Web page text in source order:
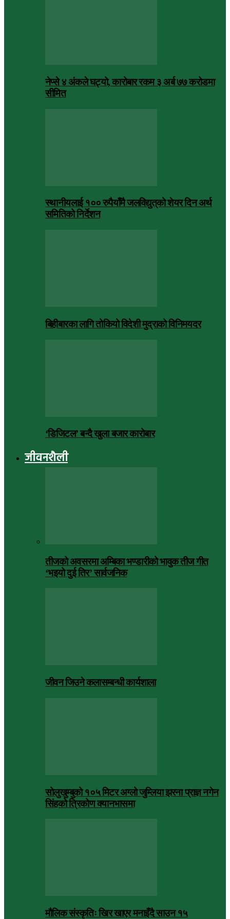
नेप्से ४ अंकले घट्यो, कारोबार रकम ३ अर्ब ७७ करोडमा
सीमित
स्थानीयलाई १०० रुपैयाँमै जलविद्युत्‌को शेयर दिन अर्थ
समितिको निर्देशन
बिहीबारका लागि तोकियो विदेशी मुद्राको विनिमयदर
‘डिजिटल’ बन्दै खुला बजार कारोबार
जीवनशैली
तीजको अवसरमा अम्बिका भण्डारीको भावुक तीज गीत
‘भइयो दुई तिर’ सार्वजनिक
जीवन जिउने कलासम्बन्धी कार्यशाला
सोलुखुम्बुको १०५ मिटर अग्लो जुम्लिया झरना प्राज्ञ नगेन
सिंहको त्रिकोण क्यानभासमा
मौलिक संस्कृतिः खिर खाएर मनाइँदै साउन १५